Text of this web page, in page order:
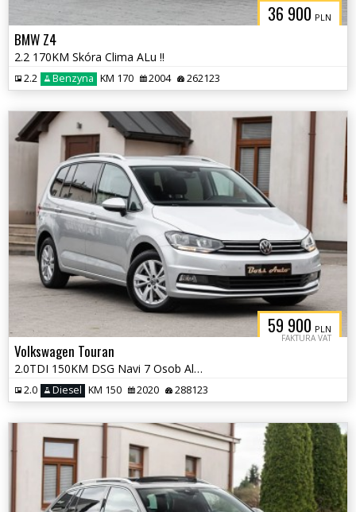
36 900 PLN
BMW Z4
2.2 170KM Skóra Clima ALu !!
2.2 Benzyna KM 170 2004 262123
59 900 PLN
FAKTURA VAT
Volkswagen Touran
2.0TDI 150KM DSG Navi 7 Osob Alu 2xPdc Serwis Gwarancjia Vat 23%%
2.0 Diesel KM 150 2020 288123